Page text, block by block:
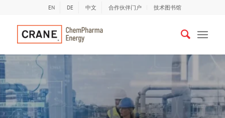
EN DE 中文 合作伙伴门户 技术图书馆